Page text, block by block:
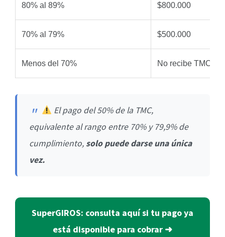
80% al 89% $800.000
70% al 79% $500.000
Menos del 70% No recibe TMC
El pago del 50% de la TMC,
equivalente al rango entre 70% y 79,9% de
cumplimiento, solo puede darse una única
vez.
SuperGIROS: consulta aquí si tu pago ya
está disponible para cobrar ➜